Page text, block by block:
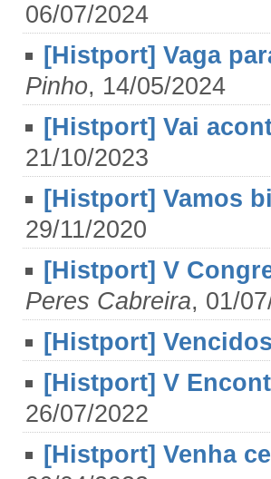
06/07/2024
[Histport] Vaga
Pinho, 14/05/2024
[Histport] Vai
21/10/2023
[Histport] Vamos
29/11/2020
[Histport] V
Peres Cabreira, 01/
[Histport]
[Histport] V
26/07/2022
[Histport] Venha